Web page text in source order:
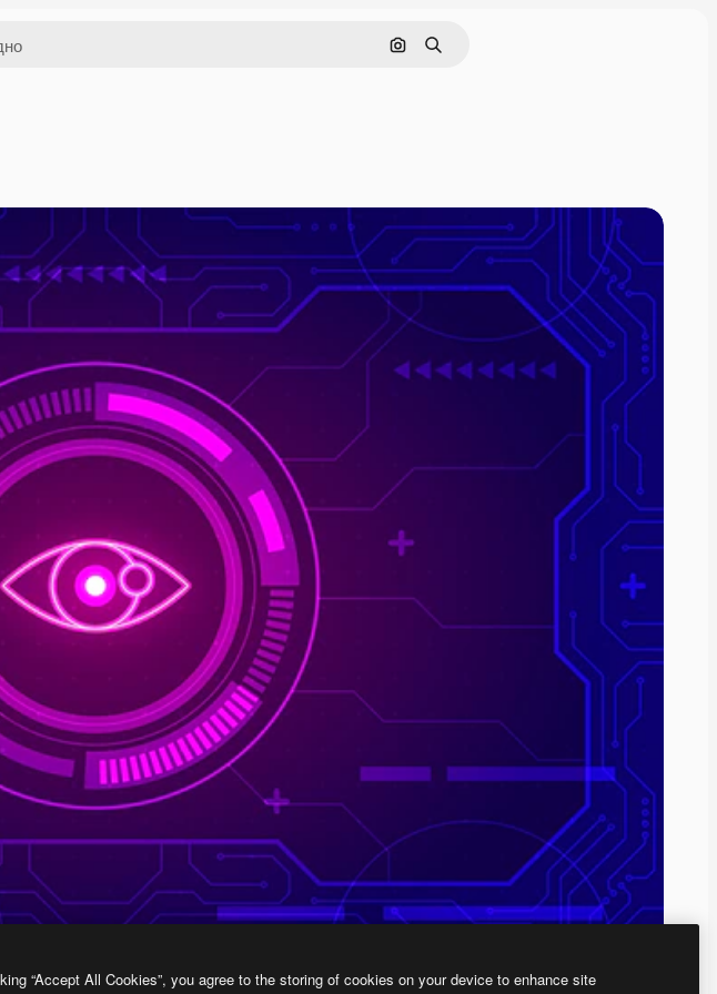
Поиск по изображению
Поиск
“Accept All Cookies”, you agree to the storing of cookies on your device to enhance site